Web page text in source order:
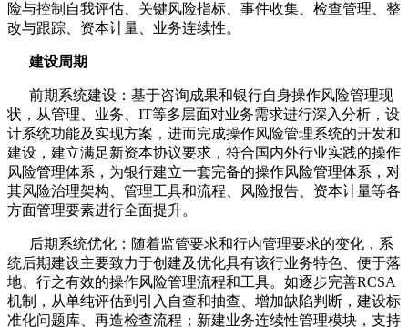
险与控制自我评估、关键风险指标、事件收集、检查管理、整
改与跟踪、资本计量、业务连续性。
建设周期
前期系统建设：基于咨询成果和银行自身操作风险管理现
状，从管理、业务、 IT等多层面对业务需求进行深入分析，设
计系统功能及实现方案，进而完成操作风险管理系统的开发和
建设，建立满足新资本协议要求，符合国内外行业实践的操作
风险管理体系，为银行建立一套完备的操作风险管理体系，对
其风险治理架构、管理工具和流程、风险报告、资本计量等各
方面管理要素进行全面提升。
后期系统优化：随着监管要求和行内管理要求的变化，系
统后期建设主要致力于创建及优化具有该行业务特色、便于落
地、行之有效的操作风险管理流程和工具。如逐步完善RCSA
机制，从单纯评估到引入自查和抽查、增加缺陷判断，建设标
准化问题库、再造检查流程；新建业务连续性管理模块，支持